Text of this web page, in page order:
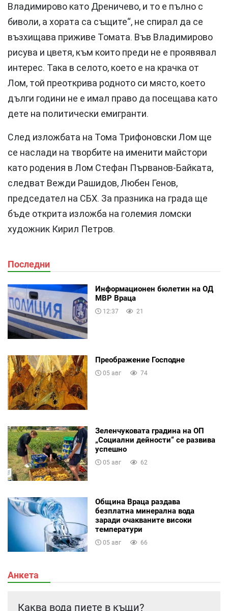
Владимирово като Дреничево, и то е пълно с
биволи, а хората са същите“, не спирал да се
възхищава приживе Томата. Във Владимирово
рисува и цветя, към които преди не е проявявал
интерес. Така в селото, което е на крачка от
Лом, той преоткрива родното си място, което
дълги години не е имал право да посещава като
дете на политически емигранти.
След изложбата на Тома Трифоновски Лом ще
се наслади на творбите на именити майстори
като родения в Лом Стефан Първанов-Байката,
следват Вежди Рашидов, Любен Генов,
председател на СБХ. За празника на града ще
бъде открита изложба на големия ломски
художник Кирил Петров.
Последни
Информационен бюлетин на ОД
МВР Враца
12:37 21
Преображение Господне
05 авг 74
Зеленчуковата градина на ОП
„Социални дейности“ се развива
успешно
05 авг 62
Община Враца раздава
безплатна минерална вода
заради очакваните високи
температури
05 авг 66
Анкета
Каква вода пиете в къщи?